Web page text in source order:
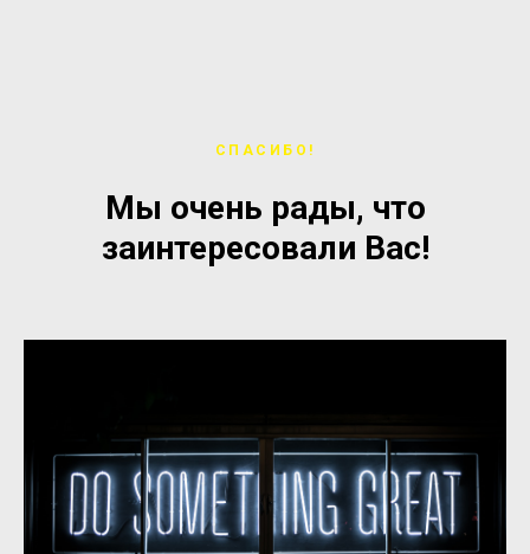
СПАСИБО!
Мы очень рады, что
заинтересовали Вас!